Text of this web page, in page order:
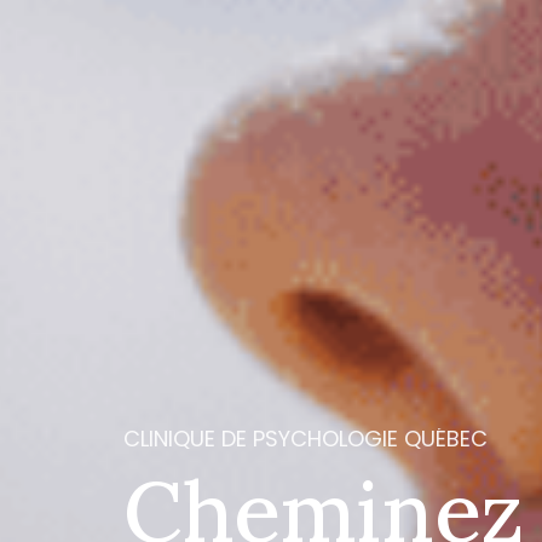
CLINIQUE DE PSYCHOLOGIE QUÉBEC